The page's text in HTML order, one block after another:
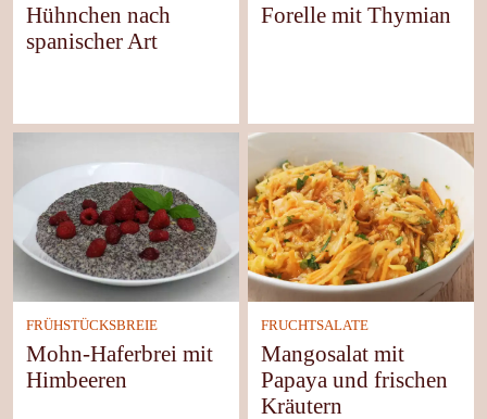
Hühnchen nach
spanischer Art
Forelle mit Thymian
FRÜHSTÜCKSBREIE
Mohn-Haferbrei mit
Himbeeren
FRUCHTSALATE
Mangosalat mit
Papaya und frischen
Kräutern